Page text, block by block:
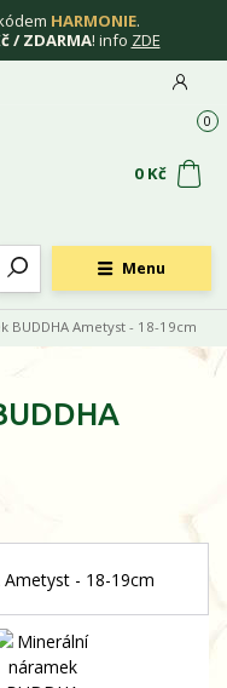
HARMONIE.
/ ZDARMA! info ZDE
Menu
0
0 Kč
BUDDHA Ametyst - 18-19cm